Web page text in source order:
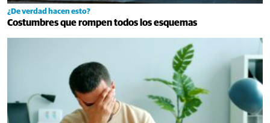
¿De verdad hacen esto?
Costumbres que rompen todos los esquemas